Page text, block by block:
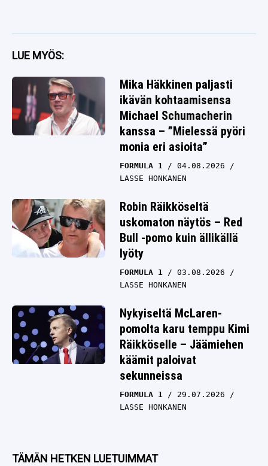
LUE MYÖS:
Mika Häkkinen paljasti
ikävän kohtaamisensa
Michael Schumacherin
kanssa – ”Mielessä pyöri
monia eri asioita”
FORMULA 1
04.08.2026
LASSE HONKANEN
Robin Räikköseltä
uskomaton näytös – Red
Bull -pomo kuin ällikällä
lyöty
FORMULA 1
03.08.2026
LASSE HONKANEN
Nykyiseltä McLaren-
pomolta karu temppu Kimi
Räikköselle – Jäämiehen
käämit paloivat
sekunneissa
FORMULA 1
29.07.2026
LASSE HONKANEN
TÄMÄN HETKEN LUETUIMMAT